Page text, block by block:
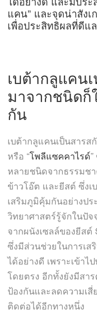
แคน” และจุดน่าสัง
เพื่อประสิทธิผลที่ดีแ
เบต้ากลูแคน
มาจากชนิดก็
กัน
เบต้ากลูแคนเป็นสารส
หรือ “โพลีแซคคาไรด์
หลายชนิดจากธรรมชา
ข้าวโอ๊ต และยีสต์ ซึ่ง
เสริมภูมิคุ้มกันอย่างปร
วิทยาศาสตร์รู้จักในปั
จากผนังเซลล์ของยีสต์
ซึ่งมีส่วนช่วยในการเส
ได้อย่างดี เพราะเข้าไ
โดยตรง อีกทั้งยังมีสา
ป้องกันและลดความเ
ติดต่อได้อีกทางหนึ่ง